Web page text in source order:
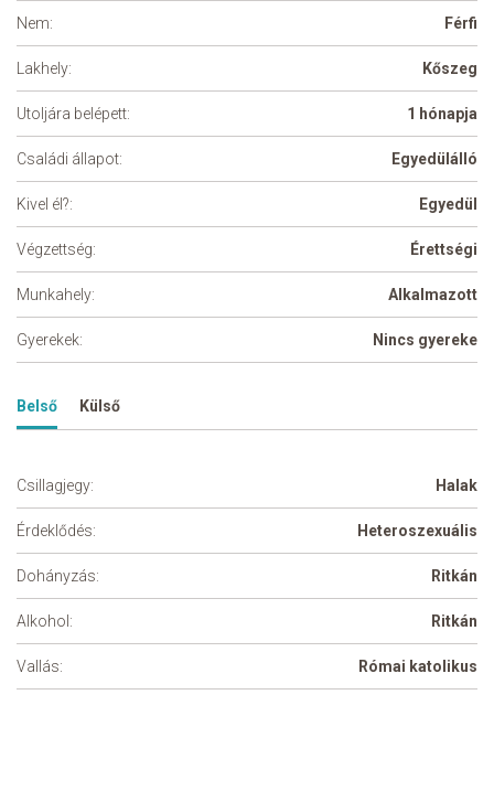
Nem: Férfi
Lakhely: Kőszeg
Utoljára belépett: 1 hónapja
Családi állapot: Egyedülálló
Kivel él?: Egyedül
Végzettség: Érettségi
Munkahely: Alkalmazott
Gyerekek: Nincs gyereke
Belső Külső
Csillagjegy: Halak
Érdeklődés: Heteroszexuális
Dohányzás: Ritkán
Alkohol: Ritkán
Vallás: Római katolikus